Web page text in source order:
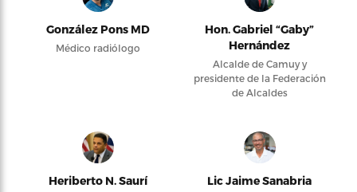
González Pons MD
Médico radiólogo
Hon. Gabriel “Gaby”
Hernández
Alcalde de Camuy y
presidente de la Federación
de Alcaldes
Heriberto N. Saurí Lic Jaime Sanabria